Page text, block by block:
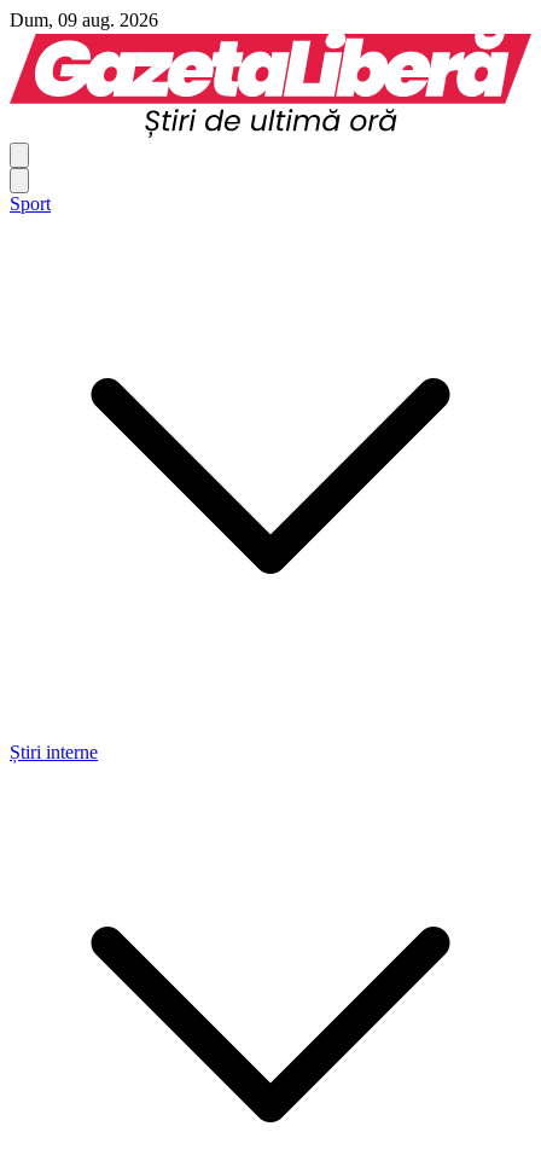
Dum, 09 aug. 2026
Sport
Știri interne